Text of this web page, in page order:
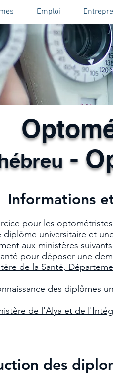
Emploi
-
pour les
universitaire et
aux ministères
pour déposer une
de la Santé,
des diplômes
de l'Alya et de
des
Informations